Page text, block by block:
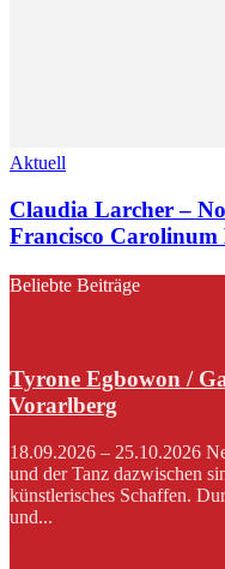
Aktuell
Claudia Larcher –
Francisco Carolinum
Beliebte Beiträge
Tyrone Egbowon /
Vorarlberg
18.09.2026 – 25.10.2026
und der Tanz dazwischen
künstlerisches Schaffen.
und...